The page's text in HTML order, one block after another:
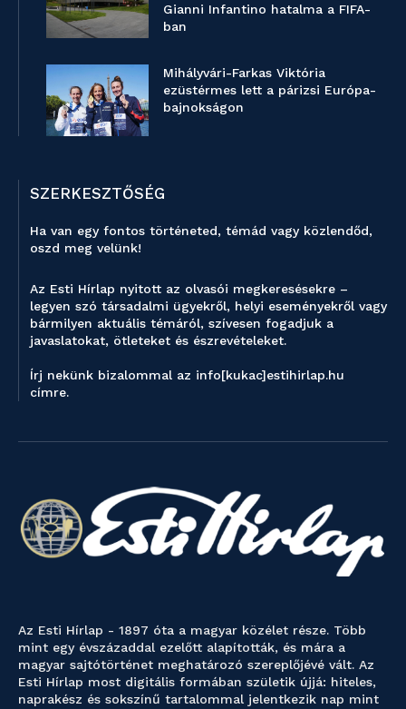
Gianni Infantino hatalma a FIFA-
ban
Mihályvári-Farkas Viktória
ezüstérmes lett a párizsi Európa-
bajnokságon
SZERKESZTŐSÉG
Ha van egy fontos történeted, témád vagy közlendőd,
oszd meg velünk!
Az Esti Hírlap nyitott az olvasói megkeresésekre –
legyen szó társadalmi ügyekről, helyi eseményekről vagy
bármilyen aktuális témáról, szívesen fogadjuk a
javaslatokat, ötleteket és észrevételeket.
Írj nekünk bizalommal az info[kukac]estihirlap.hu
címre.
Az Esti Hírlap - 1897 óta a magyar közélet része. Több
mint egy évszázaddal ezelőtt alapították, és mára a
magyar sajtótörténet meghatározó szereplőjévé vált. Az
Esti Hírlap most digitális formában születik újjá: hiteles,
naprakész és sokszínű tartalommal jelentkezik nap mint